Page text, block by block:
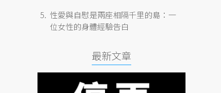
性愛與自慰是兩座相隔千里的島：一
位女性的身體經驗告白
最新文章